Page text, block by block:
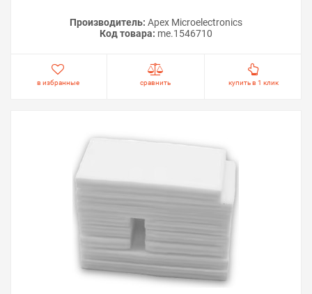
Производитель: Apex Microelectronics
Код товара: me.1546710
в избранные сравнить купить в 1 клик